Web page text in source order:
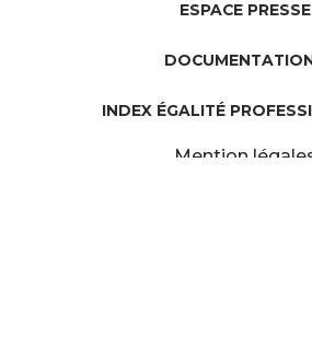
ESPACE PRESSE
INDEX ÉGALITÉ
Mention